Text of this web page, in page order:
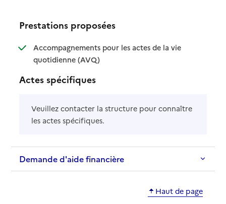
Prestations proposées
Accompagnements pour les actes de la vie
quotidienne (AVQ): disponible
: non disponible
Actes spécifiques
Veuillez contacter la structure pour connaître
les actes spécifiques.
Demande d'aide financière
Haut de page